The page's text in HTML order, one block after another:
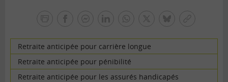
tous
Retraite anticipée pour carrière longue
Retraite anticipée pour pénibilité
Retraite anticipée pour les assurés handicapés